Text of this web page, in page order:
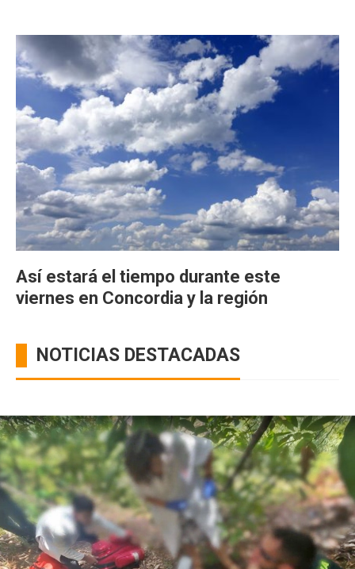
Así estará el tiempo durante este
viernes en Concordia y la región
NOTICIAS DESTACADAS